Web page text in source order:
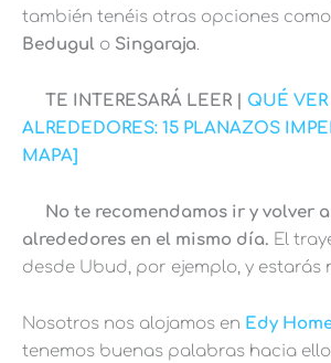
también tenéis otras opciones como
Bedugul o Singaraja.
TE INTERESARÁ LEER | QUÉ
ALREDEDORES: 15 PLANAZOS
MAPA]
No te recomendamos ir y volver
alrededores en el mismo día. El
desde Ubud, por ejemplo, y estarás
Nosotros nos alojamos en Edy
tenemos buenas palabras hacia